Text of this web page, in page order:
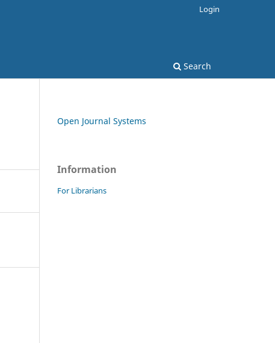
Search
Login
Open Journal Systems
Information
For Librarians